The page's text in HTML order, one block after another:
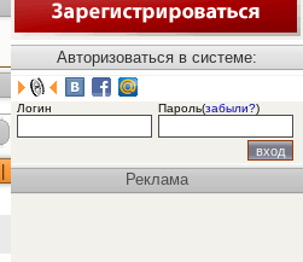
Авторизоваться в системе:
Логин Пароль(забыли?)
Реклама